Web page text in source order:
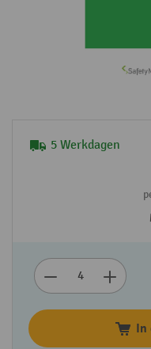
5 Werkdagen
In